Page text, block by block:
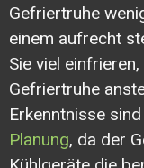
Gefriertruhe
einem aufrecht
Sie viel
Gefriertruhe
Erkenntnisse
Planung, da der